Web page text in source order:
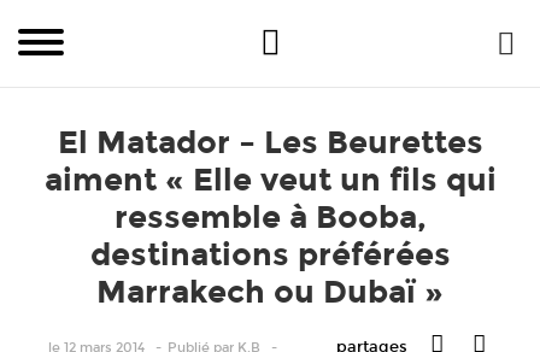
El Matador – Les Beurettes
aiment « Elle veut un fils qui
ressemble à Booba,
destinations préférées
Marrakech ou Dubaï »
le 12 mars 2014 Publié par K.B partages